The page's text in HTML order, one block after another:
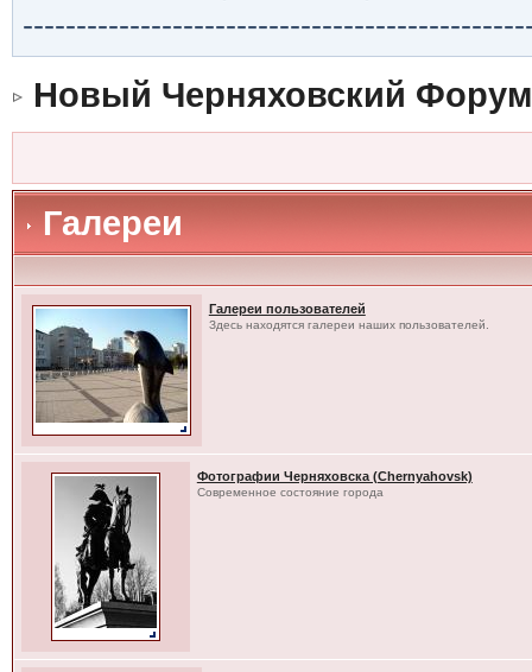
Новый Черняховский Форум
Галереи
Галереи пользователей
Здесь находятся галереи наших пользователей.
Фотографии Черняховска (Chernyahovsk)
Современное состояние города